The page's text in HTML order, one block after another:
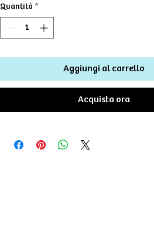
Quantità *
Aggiungi al carrello
Acquista ora